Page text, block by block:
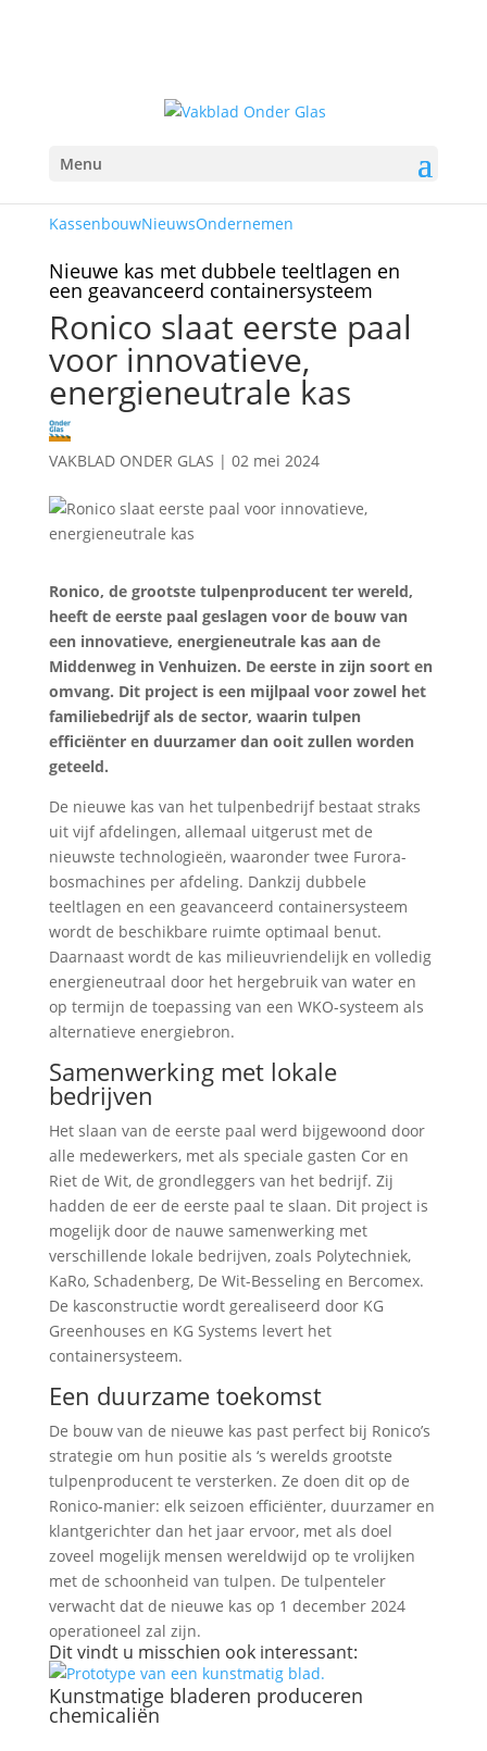
Menu
KassenbouwNieuwsOndernemen
Nieuwe kas met dubbele teeltlagen en
een geavanceerd containersysteem
Ronico slaat eerste paal
voor innovatieve,
energieneutrale kas
VAKBLAD ONDER GLAS | 02 mei 2024
Ronico, de grootste tulpenproducent ter wereld,
heeft de eerste paal geslagen voor de bouw van
een innovatieve, energieneutrale kas aan de
Middenweg in Venhuizen. De eerste in zijn soort en
omvang. Dit project is een mijlpaal voor zowel het
familiebedrijf als de sector, waarin tulpen
efficiënter en duurzamer dan ooit zullen worden
geteeld.
De nieuwe kas van het tulpenbedrijf bestaat straks
uit vijf afdelingen, allemaal uitgerust met de
nieuwste technologieën, waaronder twee Furora-
bosmachines per afdeling. Dankzij dubbele
teeltlagen en een geavanceerd containersysteem
wordt de beschikbare ruimte optimaal benut.
Daarnaast wordt de kas milieuvriendelijk en volledig
energieneutraal door het hergebruik van water en
op termijn de toepassing van een WKO-systeem als
alternatieve energiebron.
Samenwerking met lokale
bedrijven
Het slaan van de eerste paal werd bijgewoond door
alle medewerkers, met als speciale gasten Cor en
Riet de Wit, de grondleggers van het bedrijf. Zij
hadden de eer de eerste paal te slaan. Dit project is
mogelijk door de nauwe samenwerking met
verschillende lokale bedrijven, zoals Polytechniek,
KaRo, Schadenberg, De Wit-Besseling en Bercomex.
De kasconstructie wordt gerealiseerd door KG
Greenhouses en KG Systems levert het
containersysteem.
Een duurzame toekomst
De bouw van de nieuwe kas past perfect bij Ronico’s
strategie om hun positie als ‘s werelds grootste
tulpenproducent te versterken. Ze doen dit op de
Ronico-manier: elk seizoen efficiënter, duurzamer en
klantgerichter dan het jaar ervoor, met als doel
zoveel mogelijk mensen wereldwijd op te vrolijken
met de schoonheid van tulpen. De tulpenteler
verwacht dat de nieuwe kas op 1 december 2024
operationeel zal zijn.
Dit vindt u misschien ook interessant:
Kunstmatige bladeren produceren
chemicaliën